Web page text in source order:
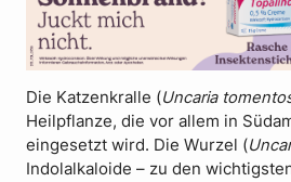
Die Katzenkralle (Uncaria
Heilpflanze, die vor allem in
eingesetzt wird. Die Wurzel (
Indolalkaloide – zu den